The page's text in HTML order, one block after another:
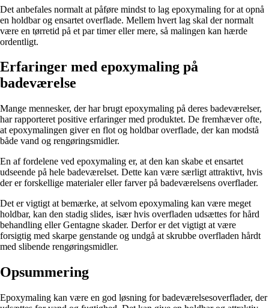
Det anbefales normalt at påføre mindst to lag epoxymaling for at opnå
en holdbar og ensartet overflade. Mellem hvert lag skal der normalt
være en tørretid på et par timer eller mere, så malingen kan hærde
ordentligt.
Erfaringer med epoxymaling på
badeværelse
Mange mennesker, der har brugt epoxymaling på deres badeværelser,
har rapporteret positive erfaringer med produktet. De fremhæver ofte,
at epoxymalingen giver en flot og holdbar overflade, der kan modstå
både vand og rengøringsmidler.
En af fordelene ved epoxymaling er, at den kan skabe et ensartet
udseende på hele badeværelset. Dette kan være særligt attraktivt, hvis
der er forskellige materialer eller farver på badeværelsens overflader.
Det er vigtigt at bemærke, at selvom epoxymaling kan være meget
holdbar, kan den stadig slides, især hvis overfladen udsættes for hård
behandling eller Gentagne skader. Derfor er det vigtigt at være
forsigtig med skarpe genstande og undgå at skrubbe overfladen hårdt
med slibende rengøringsmidler.
Opsummering
Epoxymaling kan være en god løsning for badeværelsesoverflader, der